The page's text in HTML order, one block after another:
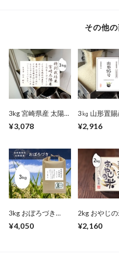
その他
3kg 宮崎県産 太陽
（無農薬栽培米）
¥3,078
3㎏ 山形置賜
¥2,916
3kg おぼろづき
米
¥4,050
2kg おやじ
¥2,160